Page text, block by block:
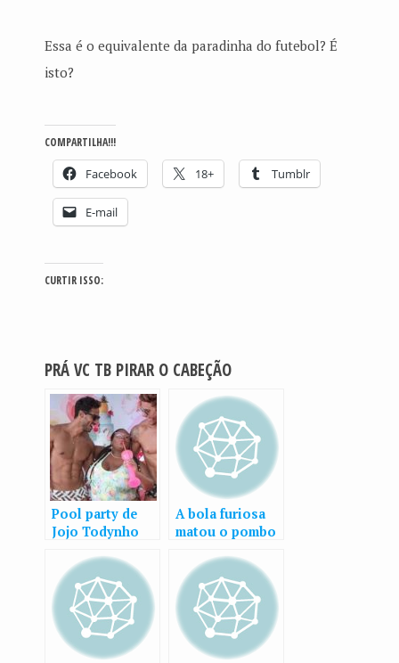
Essa é o equivalente da paradinha do futebol? É
isto?
COMPARTILHA!!!
Facebook 18+ Tumblr
E-mail
CURTIR ISSO:
PRÁ VC TB PIRAR O CABEÇÃO
Pool party de
Jojo Todynho
mil e teve
bateria da Beija-
Flor
A bola furiosa
matou o pombo